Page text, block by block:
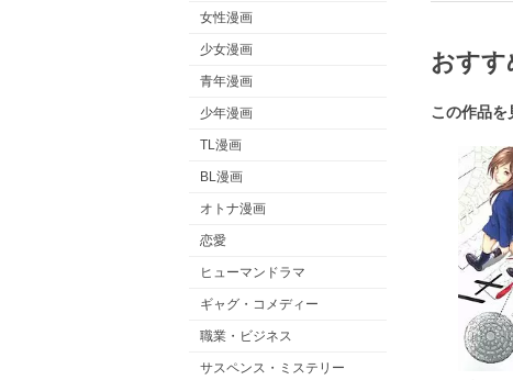
女性漫画
少女漫画
青年漫画
少年漫画
TL漫画
BL漫画
オトナ漫画
恋愛
ヒューマンドラマ
ギャグ・コメディー
職業・ビジネス
サスペンス・ミステリー
おすす
この作品を